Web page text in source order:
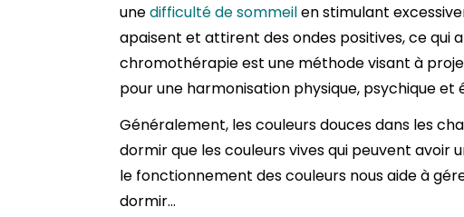
unedifficulté de sommeilen stimulant
apaisent et attirent des ondes positives, ce qui
chromothérapie est une méthode visant à
pour une harmonisation physique, psychique et
Généralement, les couleurs douces dans les
dormir que les couleurs vives qui peuvent avoir
le fonctionnement des couleurs nous aide à
dormir…